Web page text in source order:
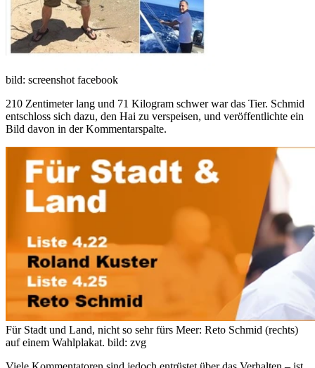
bild: screenshot facebook
210 Zentimeter lang und 71 Kilogram schwer war das Tier. Schmid
entschloss sich dazu, den Hai zu verspeisen, und veröffentlichte ein
Bild davon in der Kommentarspalte.
Für Stadt und Land, nicht so sehr fürs Meer: Reto Schmid (rechts)
auf einem Wahlplakat. bild: zvg